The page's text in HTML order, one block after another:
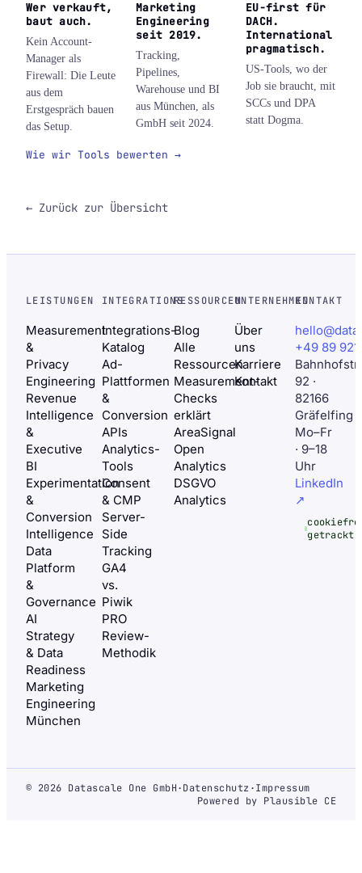
Wer verkauft,
baut auch.
Kein Account-
Manager als
Firewall: Die Leute
aus dem
Erstgespräch bauen
das Setup.
Marketing
Engineering
seit 2019.
Tracking,
Pipelines,
Warehouse und BI
aus München, als
GmbH seit 2024.
EU-first für
DACH.
International
pragmatisch.
US-Tools, wo der
Job sie braucht, mit
SCCs und DPA
statt Dogma.
Wie wir Tools bewerten →
← Zurück zur Übersicht
LEISTUNGEN
Measurement
&
Privacy
Engineering
Revenue
Intelligence
&
Executive
BI
Experimentation
&
Conversion
Intelligence
Data
Platform
&
Governance
AI
Strategy
& Data
Readiness
Marketing
Engineering
München
INTEGRATIONS
Integrations-
Katalog
Ad-
Plattformen
&
Conversion
APIs
Analytics-
Tools
Consent
& CMP
Server-
Side
Tracking
GA4
vs.
Piwik
PRO
Review-
Methodik
RESSOURCEN
Blog
Alle
Ressourcen
Measurement-
Checks
erklärt
AreaSignal
Open
Analytics
DSGVO
Analytics
UNTERNEHMEN
Über
uns
Karriere
Kontakt
KONTAKT
+49 89
92 ·
82166
Gräfelfing
Mo–Fr
· 9–18
Uhr
LinkedIn
↗
getrackt
© 2026 Datascale One GmbH·Datenschutz·Impressum
Powered by Plausible CE